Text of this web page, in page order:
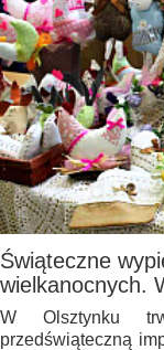
Świąteczne
wielkanocnych.
W Olsztynku
przedświąteczną